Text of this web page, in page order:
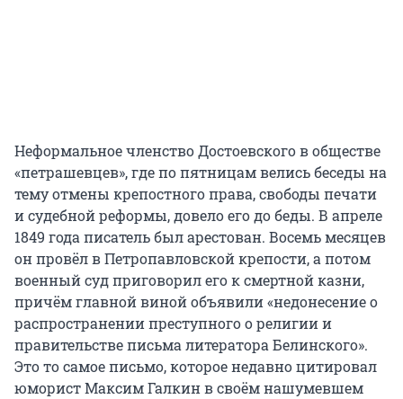
Неформальное членство Достоевского в обществе
«петрашевцев», где по пятницам велись беседы на
тему отмены крепостного права, свободы печати
и судебной реформы, довело его до беды. В апреле
1849 года писатель был арестован. Восемь месяцев
он провёл в Петропавловской крепости, а потом
военный суд приговорил его к смертной казни,
причём главной виной объявили «недонесение о
распространении преступного о религии и
правительстве письма литератора Белинского».
Это то самое письмо, которое недавно цитировал
юморист Максим Галкин в своём нашумевшем